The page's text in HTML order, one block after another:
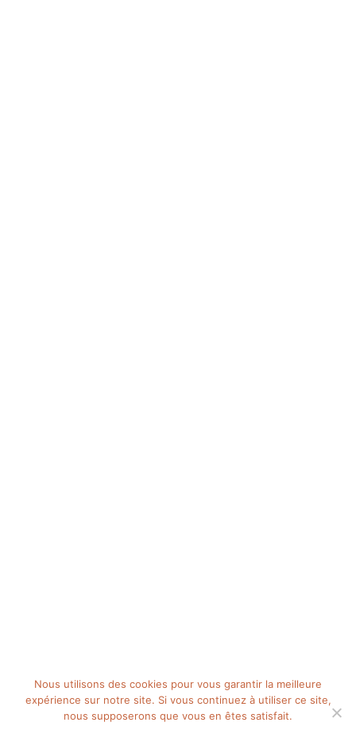
Nous utilisons des cookies pour vous garantir la meilleure
expérience sur notre site. Si vous continuez à utiliser ce site,
nous supposerons que vous en êtes satisfait.